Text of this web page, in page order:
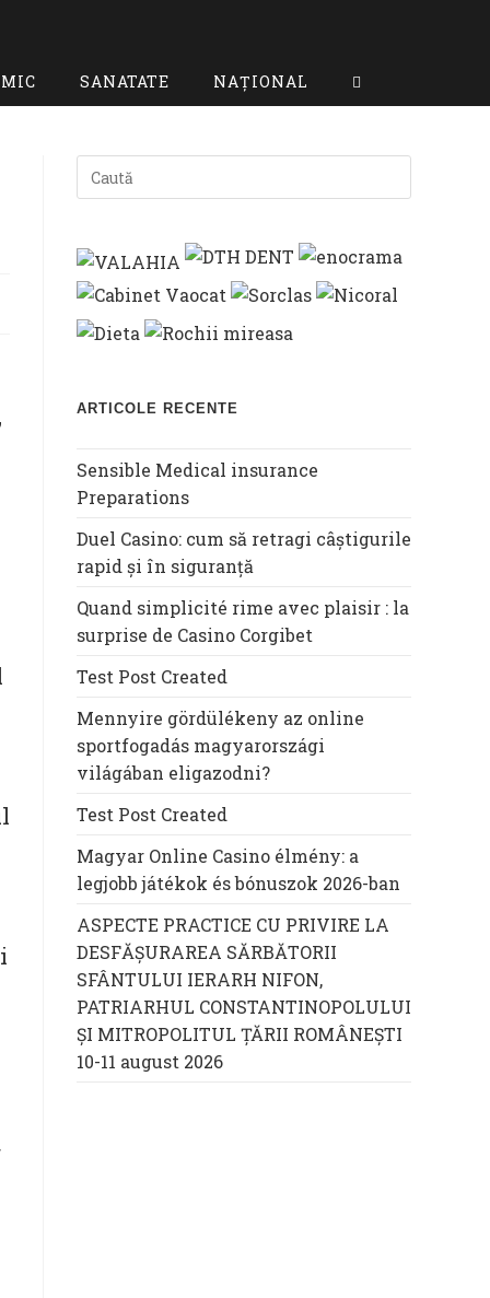
SANATATE NAȚIONAL TOGGLE
ARTICOLE RECENTE
Sensible Medical insurance
Preparations
Duel Casino: cum să retragi câștigurile
rapid și în siguranță
Quand simplicité rime avec plaisir : la
surprise de Casino Corgibet
Test Post Created
Mennyire gördülékeny az online
sportfogadás magyarországi
világában eligazodni?
Test Post Created
Magyar Online Casino élmény: a
legjobb játékok és bónuszok 2026-ban
ASPECTE PRACTICE CU PRIVIRE LA
DESFĂȘURAREA SĂRBĂTORII
SFÂNTULUI IERARH NIFON,
PATRIARHUL CONSTANTINOPOLULUI
ŞI MITROPOLITUL ȚĂRII ROMÂNEȘTI
10-11 august 2026